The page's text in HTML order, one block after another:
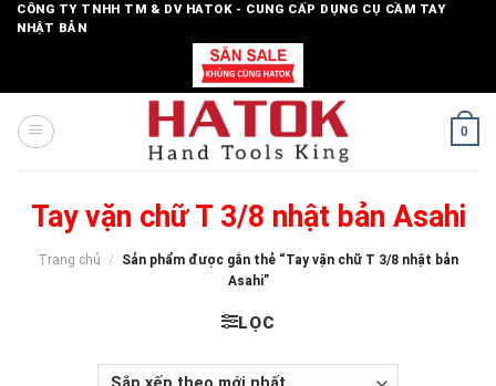
SkipCÔNG TY TNHH TM & DV HATOK - CUNG CẤP DỤNG CỤ CẦM TAY
NHẬT BẢN
0
Tay vặn chữ T 3/8 nhật bản Asahi
Trang chủ /
Sản phẩm được gắn thẻ “Tay vặn chữ T 3/8 nhật bản
Asahi”
LỌC